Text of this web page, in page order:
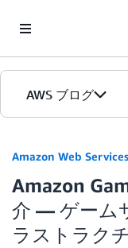
AWS ブログ
カテゴリ
エディション
Amazon Web
Amazon
介 — ゲーム
ラストラク